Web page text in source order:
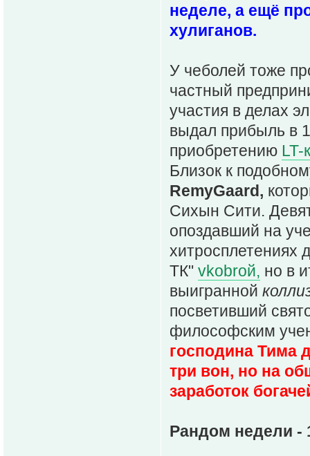
неделе, а ещё
хулиганов.
У чеболей тоже
частный
участия в делах
выдал прибыль в
приобретению LT-
Близок к
RemyGaard,
Сихын Сити.
опоздавший на
хитросплетениях
ТК" vkobrой, но в
выигранной
посветивший
философским
господина Тима
три вон, но на
заработок
Рандом недели -